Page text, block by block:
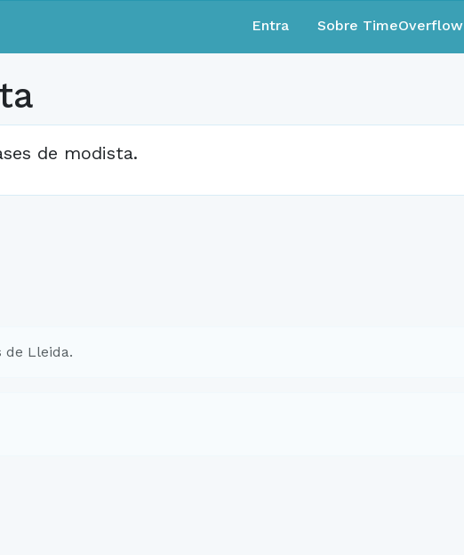
Entra Sobre TimeOverflow
de modista.
de Lleida.